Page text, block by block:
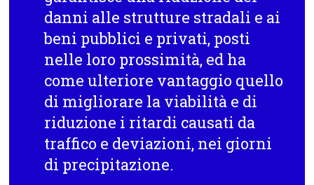
danni alle strutture stradali e ai
beni pubblici e privati, posti
nelle loro prossimità, ed ha
come ulteriore vantaggio quello
di migliorare la viabilità e di
riduzione i ritardi causati da
traffico e deviazioni, nei giorni
di precipitazione.